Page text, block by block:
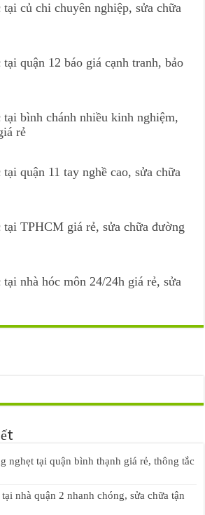
củ chi chuyên nghiệp, sửa chữa
quận 12 báo giá cạnh tranh, bảo
bình chánh nhiều kinh nghiệm,
rẻ
quận 11 tay nghề cao, sửa chữa
TPHCM giá rẻ, sửa chữa đường
nhà hóc môn 24/24h giá rẻ, sửa
nghẹt tại quận bình thạnh giá rẻ, thông tắc
nhà quận 2 nhanh chóng, sửa chữa tận